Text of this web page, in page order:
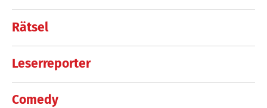
Rätsel
Leserreporter
Comedy